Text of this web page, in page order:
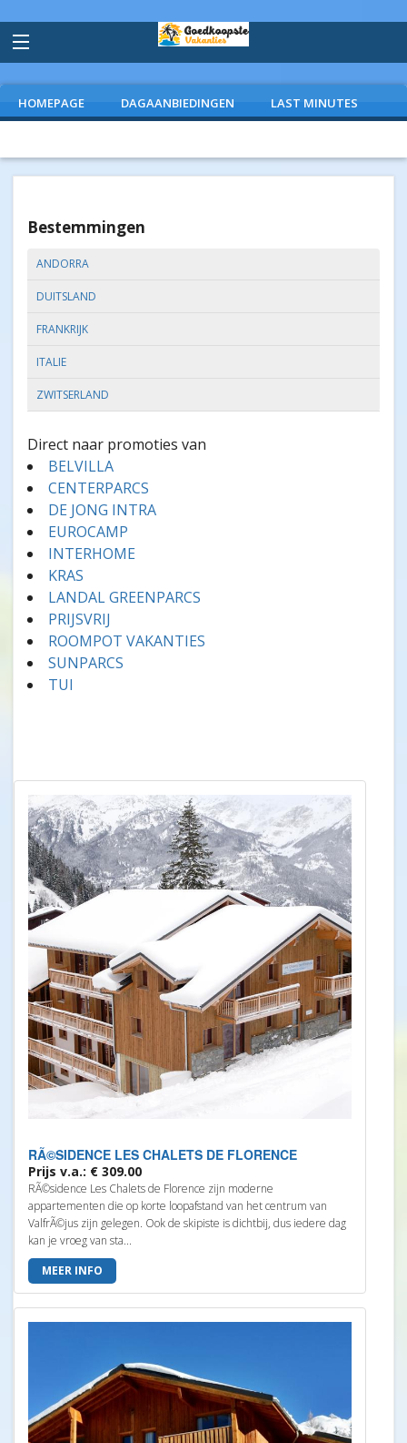
HOMEPAGE DAGAANBIEDINGEN LAST MINUTES
Bestemmingen
ANDORRA
DUITSLAND
FRANKRIJK
ITALIE
ZWITSERLAND
Direct naar promoties van
BELVILLA
CENTERPARCS
DE JONG INTRA
EUROCAMP
INTERHOME
KRAS
LANDAL GREENPARCS
PRIJSVRIJ
ROOMPOT VAKANTIES
SUNPARCS
TUI
RÃ©SIDENCE LES CHALETS DE FLORENCE
Prijs v.a.: € 309.00
RÃ©sidence Les Chalets de Florence zijn moderne
appartementen die op korte loopafstand van het centrum van
ValfrÃ©jus zijn gelegen. Ook de skipiste is dichtbij, dus iedere dag
kan je vroeg van sta...
MEER INFO